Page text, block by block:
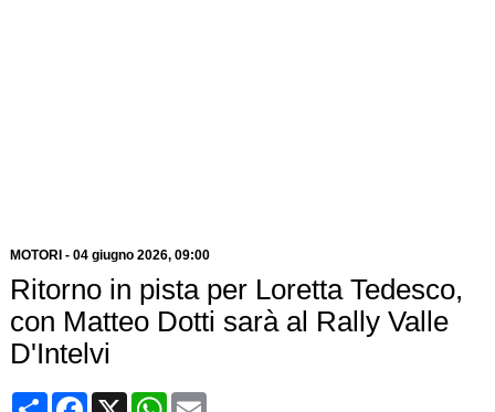
MOTORI - 04 giugno 2026, 09:00
Ritorno in pista per Loretta Tedesco,
con Matteo Dotti sarà al Rally Valle
D'Intelvi
CondividiFacebook
X WhatsApp
Email